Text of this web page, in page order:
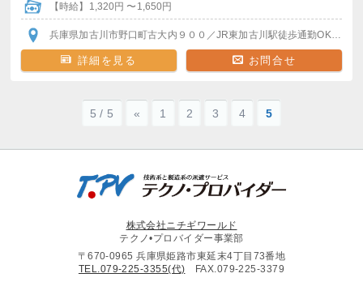
【時給】1,320円 〜1,650円
兵庫県加古川市野口町古大内９００ ／JR東加古川駅徒歩通勤OK自転車
詳細を見る お問合せ
5 / 5 « 1 2 3 4 5
株式会社ニチギワールド
テクノ•プロバイダー事業部
〒670-0965 兵庫県姫路市東延末4丁目73番地
TEL.079-225-3355(代) FAX.079-225-3379